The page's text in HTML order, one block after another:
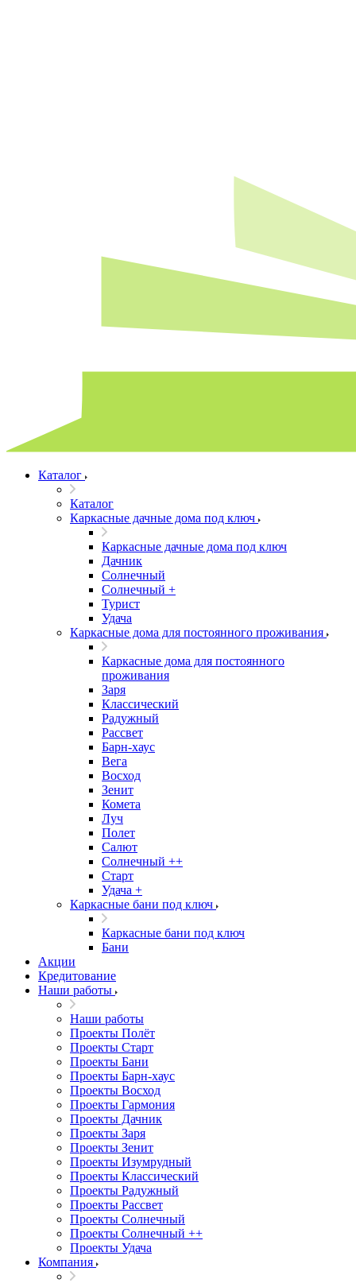
Каталог
Каталог
Каркасные дачные дома под ключ
Каркасные дачные дома под ключ
Дачник
Солнечный
Солнечный +
Турист
Удача
Каркасные дома для постоянного проживания
Каркасные дома для постоянного
проживания
Заря
Классический
Радужный
Рассвет
Барн-хаус
Вега
Восход
Зенит
Комета
Луч
Полет
Салют
Солнечный ++
Старт
Удача +
Каркасные бани под ключ
Каркасные бани под ключ
Бани
Акции
Кредитование
Наши работы
Наши работы
Проекты Полёт
Проекты Старт
Проекты Бани
Проекты Барн-хаус
Проекты Восход
Проекты Гармония
Проекты Дачник
Проекты Заря
Проекты Зенит
Проекты Изумрудный
Проекты Классический
Проекты Радужный
Проекты Рассвет
Проекты Солнечный
Проекты Солнечный ++
Проекты Удача
Компания